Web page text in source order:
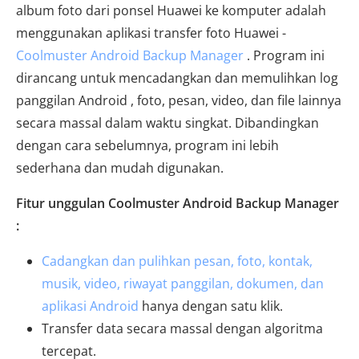
album foto dari ponsel Huawei ke komputer adalah
menggunakan aplikasi transfer foto Huawei -
Coolmuster Android Backup Manager . Program ini
dirancang untuk mencadangkan dan memulihkan log
panggilan Android , foto, pesan, video, dan file lainnya
secara massal dalam waktu singkat. Dibandingkan
dengan cara sebelumnya, program ini lebih
sederhana dan mudah digunakan.
Fitur unggulan Coolmuster Android Backup Manager
:
Cadangkan dan pulihkan pesan, foto, kontak,
musik, video, riwayat panggilan, dokumen, dan
aplikasi Android hanya dengan satu klik.
Transfer data secara massal dengan algoritma
tercepat.